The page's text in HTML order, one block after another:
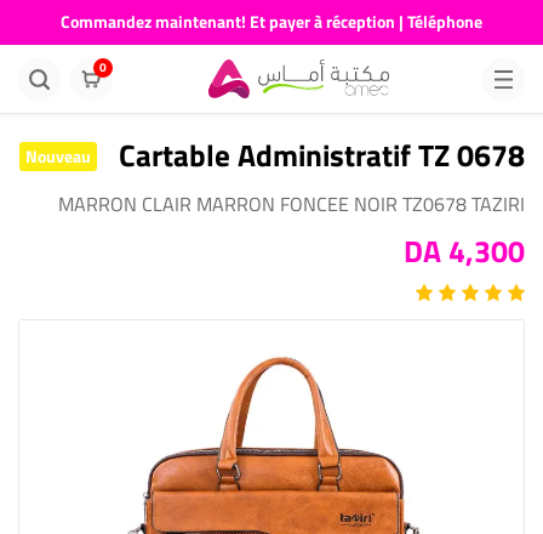
Commandez maintenant! Et payer à réception | Téléphone
676681730
0
Cartable Administratif TZ 0678
Nouveau
MARRON CLAIR MARRON FONCEE NOIR TZ0678 TAZIRI
4,300 DA